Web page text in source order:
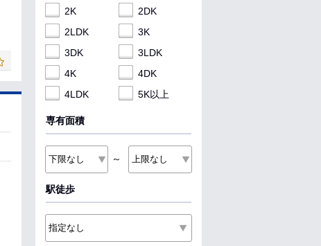
2K
2DK
2LDK
3K
3DK
3LDK
4K
4DK
4LDK
5K以上
専有面積
～
駅徒歩